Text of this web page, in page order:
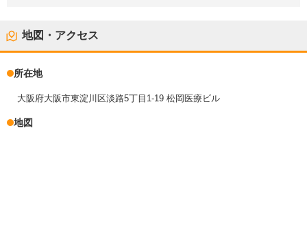
地図・アクセス
所在地
大阪府大阪市東淀川区淡路5丁目1-19 松岡医療ビル
地図